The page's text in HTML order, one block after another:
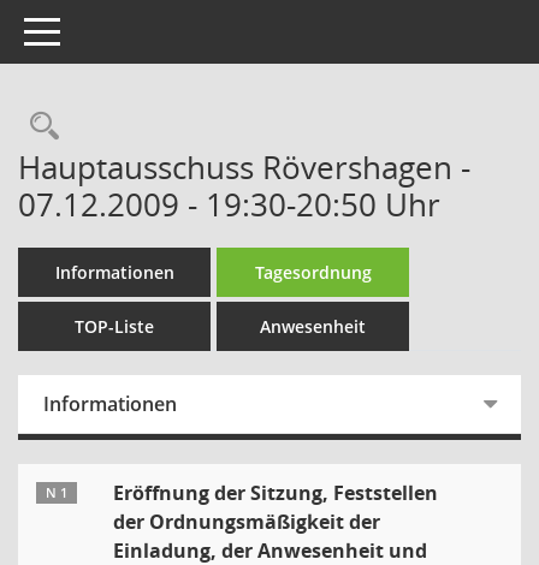
Toggle navigation
Rechercheauswahl
Hauptausschuss Rövershagen -
07.12.2009 - 19:30-20:50 Uhr
Informationen Tagesordnung
TOP-Liste Anwesenheit
Informationen
N 1
Eröffnung der Sitzung, Feststellen
der Ordnungsmäßigkeit der
Einladung, der Anwesenheit und